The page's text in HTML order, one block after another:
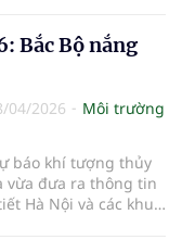
Bắc Bộ nắng
04/2026
Môi trường
báo khí tượng thủy
vừa đưa ra thông tin
Hà Nội và các khu